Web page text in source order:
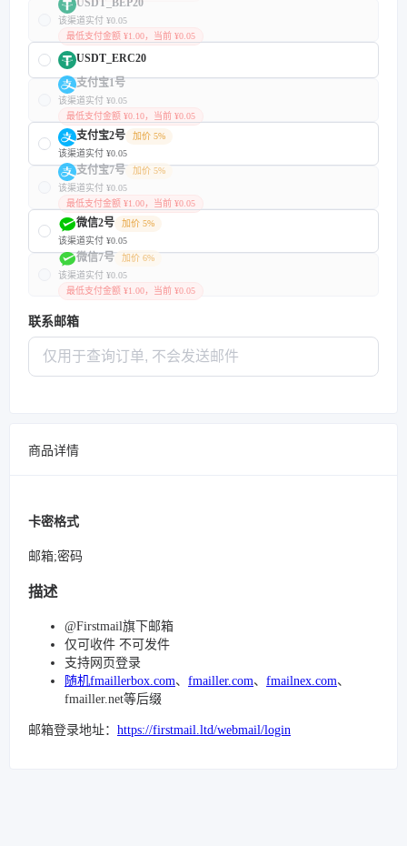
该渠道实付 ¥0.05
最低支付金额 ¥1.00，当前 ¥0.05
USDT_ERC20
支付宝1号
该渠道实付 ¥0.05
最低支付金额 ¥0.10，当前 ¥0.05
支付宝2号
加价 5%
该渠道实付 ¥0.05
支付宝7号
加价 5%
该渠道实付 ¥0.05
最低支付金额 ¥1.00，当前 ¥0.05
微信2号
加价 5%
该渠道实付 ¥0.05
微信7号
加价 6%
该渠道实付 ¥0.05
最低支付金额 ¥1.00，当前 ¥0.05
联系邮箱
商品详情
卡密格式
邮箱;密码
描述
@Firstmail旗下邮箱
仅可收件 不可发件
支持网页登录
随机fmaillerbox.com、 fmailler.com、 fmailnex.com、
fmailler.net等后缀
邮箱登录地址： https://firstmail.ltd/webmail/login